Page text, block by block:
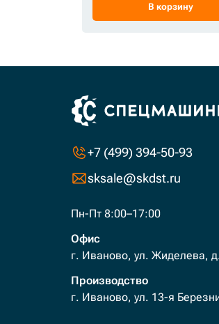
В корзину
+7 (499) 394-50-93
sksale@skdst.ru
Пн-Пт 8:00–17:00
Офис
г. Иваново, ул. Жиделева,
Производство
г. Иваново, ул. 13-я